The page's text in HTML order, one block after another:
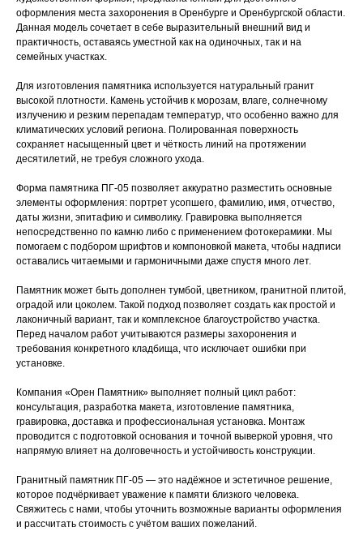
оформления места захоронения в Оренбурге и Оренбургской области.
Данная модель сочетает в себе выразительный внешний вид и
практичность, оставаясь уместной как на одиночных, так и на
семейных участках.
Для изготовления памятника используется натуральный гранит
высокой плотности. Камень устойчив к морозам, влаге, солнечному
излучению и резким перепадам температур, что особенно важно для
климатических условий региона. Полированная поверхность
сохраняет насыщенный цвет и чёткость линий на протяжении
десятилетий, не требуя сложного ухода.
Форма памятника ПГ-05 позволяет аккуратно разместить основные
элементы оформления: портрет усопшего, фамилию, имя, отчество,
даты жизни, эпитафию и символику. Гравировка выполняется
непосредственно по камню либо с применением фотокерамики. Мы
помогаем с подбором шрифтов и компоновкой макета, чтобы надписи
оставались читаемыми и гармоничными даже спустя много лет.
Памятник может быть дополнен тумбой, цветником, гранитной плитой,
оградой или цоколем. Такой подход позволяет создать как простой и
лаконичный вариант, так и комплексное благоустройство участка.
Перед началом работ учитываются размеры захоронения и
требования конкретного кладбища, что исключает ошибки при
установке.
Компания «Орен Памятник» выполняет полный цикл работ:
консультация, разработка макета, изготовление памятника,
гравировка, доставка и профессиональная установка. Монтаж
проводится с подготовкой основания и точной выверкой уровня, что
напрямую влияет на долговечность и устойчивость конструкции.
Гранитный памятник ПГ-05 — это надёжное и эстетичное решение,
которое подчёркивает уважение к памяти близкого человека.
Свяжитесь с нами, чтобы уточнить возможные варианты оформления
и рассчитать стоимость с учётом ваших пожеланий.